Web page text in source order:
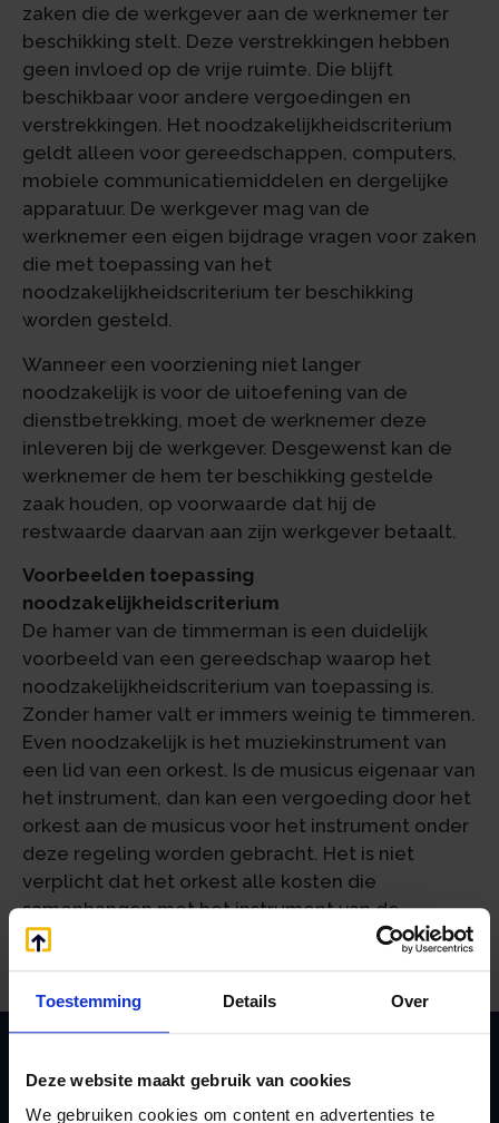
Toestemming Details Over
Deze website maakt gebruik van cookies
We gebruiken cookies om content en advertenties te
zaken die de werkgever aan de werknemer ter
beschikking stelt. Deze verstrekkingen hebben
geen invloed op de vrije ruimte. Die blijft
beschikbaar voor andere vergoedingen en
verstrekkingen. Het noodzakelijkheidscriterium
geldt alleen voor gereedschappen, computers,
mobiele communicatiemiddelen en dergelijke
apparatuur. De werkgever mag van de
werknemer een eigen bijdrage vragen voor zaken
die met toepassing van het
noodzakelijkheidscriterium ter beschikking
worden gesteld.
Wanneer een voorziening niet langer
noodzakelijk is voor de uitoefening van de
dienstbetrekking, moet de werknemer deze
inleveren bij de werkgever. Desgewenst kan de
werknemer de hem ter beschikking gestelde
zaak houden, op voorwaarde dat hij de
restwaarde daarvan aan zijn werkgever betaalt.
Voorbeelden toepassing
noodzakelijkheidscriterium
De hamer van de timmerman is een duidelijk
voorbeeld van een gereedschap waarop het
noodzakelijkheidscriterium van toepassing is.
Zonder hamer valt er immers weinig te timmeren.
Even noodzakelijk is het muziekinstrument van
een lid van een orkest. Is de musicus eigenaar van
het instrument, dan kan een vergoeding door het
orkest aan de musicus voor het instrument onder
deze regeling worden gebracht. Het is niet
verplicht dat het orkest alle kosten die
samenhangen met het instrument van de
musicus vergoedt.